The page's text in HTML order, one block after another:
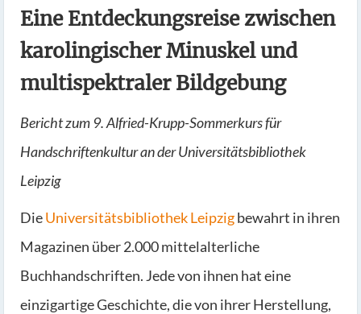
Eine Entdeckungsreise zwischen
karolingischer Minuskel und
multispektraler Bildgebung
Bericht zum 9. Alfried-Krupp-Sommerkurs für
Handschriftenkultur an der Universitätsbibliothek
Leipzig
DieUniversitätsbibliothek Leipzigbewahrt in ihren
Magazinen über 2.000 mittelalterliche
Buchhandschriften. Jede von ihnen hat eine
einzigartige Geschichte, die von ihrer Herstellung,